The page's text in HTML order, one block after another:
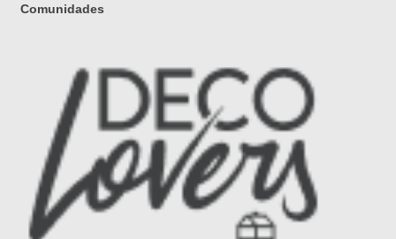
Comunidades